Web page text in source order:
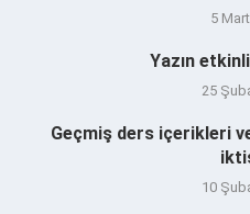
5
Yazın
25
Geçmiş ders içerikleri
10